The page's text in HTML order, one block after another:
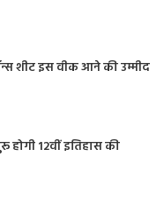
शीट इस वीक आने की उम्मीद
12वीं इतिहास की